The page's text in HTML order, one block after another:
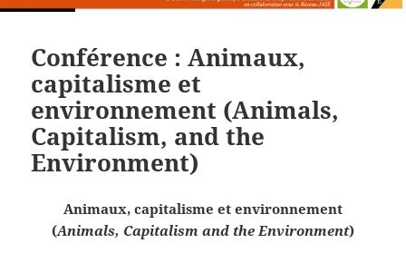
Conférence : Animaux,
capitalisme et
environnement (Animals,
Capitalism, and the
Environment)
Animaux, capitalisme et environnement
(Animals, Capitalism and the Environment)